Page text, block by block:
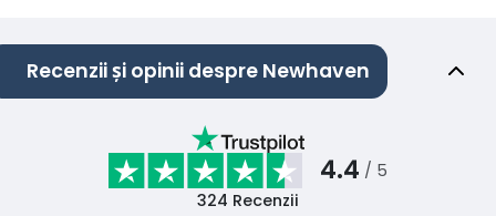
Recenzii și opinii despre Newhaven
4.4 / 5
324 Recenzii